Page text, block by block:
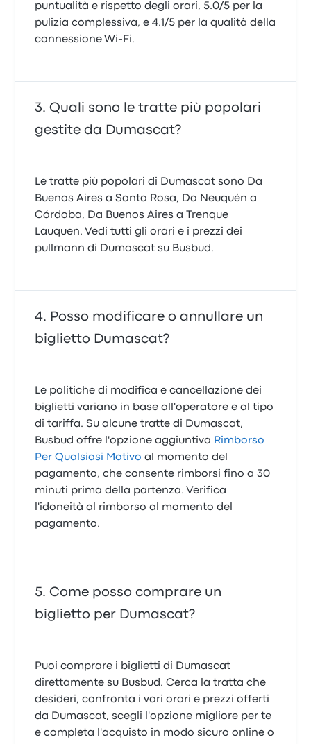
puntualità e rispetto degli orari, 5.0/5 per la
pulizia complessiva, e 4.1/5 per la qualità della
connessione Wi‑Fi.
Quali sono le tratte più popolari
gestite da Dumascat?
Le tratte più popolari di Dumascat sono Da
Buenos Aires a Santa Rosa, Da Neuquén a
Córdoba, Da Buenos Aires a Trenque
Lauquen. Vedi tutti gli orari e i prezzi dei
pullmann di Dumascat su Busbud.
Posso modificare o annullare un
biglietto Dumascat?
Le politiche di modifica e cancellazione dei
biglietti variano in base all'operatore e al tipo
di tariffa. Su alcune tratte di Dumascat,
Busbud offre l'opzione aggiuntiva Rimborso
Per Qualsiasi Motivo al momento del
pagamento, che consente rimborsi fino a 30
minuti prima della partenza. Verifica
l'idoneità al rimborso al momento del
pagamento.
Come posso comprare un
biglietto per Dumascat?
Puoi comprare i biglietti di Dumascat
direttamente su Busbud. Cerca la tratta che
desideri, confronta i vari orari e prezzi offerti
da Dumascat, scegli l'opzione migliore per te
e completa l'acquisto in modo sicuro online o